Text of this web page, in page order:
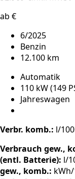
ab €
6/2025
Benzin
12.100 km
Automatik
110 kW (149
Jahreswagen
Verbr. komb.: l/
Verbrauch gew.,
(entl. Batterie): l/
gew., komb.: